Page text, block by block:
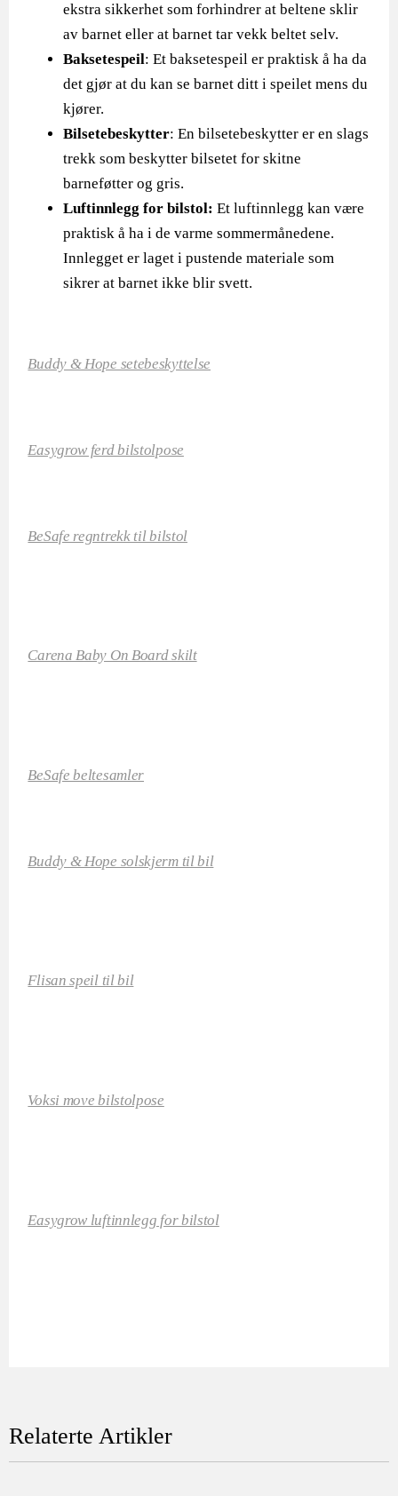
ekstra sikkerhet som forhindrer at beltene sklir
av barnet eller at barnet tar vekk beltet selv.
Baksetespeil: Et baksetespeil er praktisk å ha da
det gjør at du kan se barnet ditt i speilet mens du
kjører.
Bilsetebeskytter: En bilsetebeskytter er en slags
trekk som beskytter bilsetet for skitne
barneføtter og gris.
Luftinnlegg for bilstol:Et luftinnlegg kan være
praktisk å ha i de varme sommermånedene.
Innlegget er laget i pustende materiale som
sikrer at barnet ikke blir svett.
Buddy & Hope setebeskyttelse
Easygrow ferd bilstolpose
BeSafe regntrekk til bilstol
Carena Baby On Board skilt
BeSafe beltesamler
Buddy & Hope solskjerm til bil
Flisan speil til bil
Voksi move bilstolpose
Easygrow luftinnlegg for bilstol
Relaterte Artikler